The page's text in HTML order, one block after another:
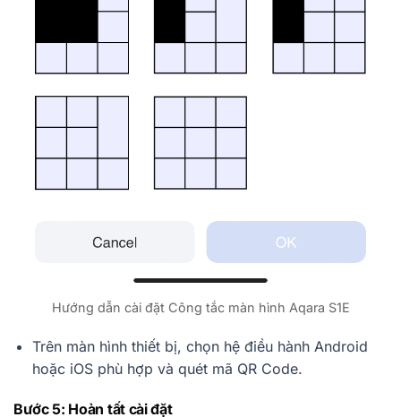
Hướng dẫn cài đặt Công tắc màn hình Aqara S1E
Trên màn hình thiết bị, chọn hệ điều hành Android
hoặc iOS phù hợp và quét mã QR Code.
Bước 5: Hoàn tất cài đặt